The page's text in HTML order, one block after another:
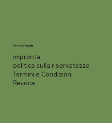
Avviso legale
impronta
politica sulla riservatezza
Termini e Condizioni
Revoca